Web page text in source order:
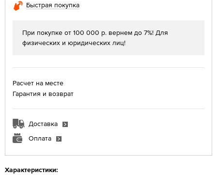
Характеристики:
Быстрая покупка
При покупке от 100 000 р. вернем до 7%! Для
физических и юридических лиц!
Расчет на месте
Гарантия и возврат
Доставка
Оплата